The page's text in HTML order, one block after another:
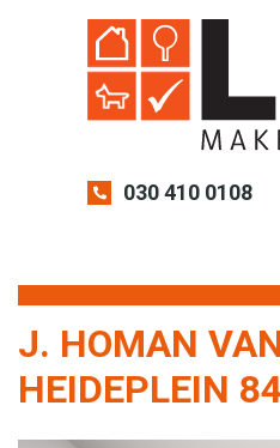
030 410 0108
J. HOMAN
HEIDEPLEIN